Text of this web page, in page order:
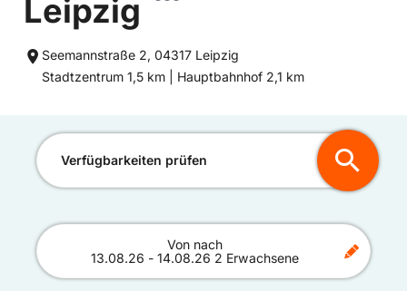
Leipzig
Seemannstraße 2, 04317 Leipzig
Entfernung
Stadtzentrum 1,5 km | Entfernung
Hauptbahnhof 2,1 km
Verfügbarkeiten prüfen
Von nach
13.08.26 - 14.08.26 2 Erwachsene